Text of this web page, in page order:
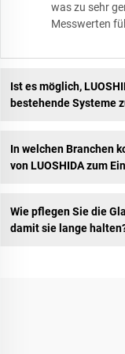
was zu sehr
Messwerten
Ist es möglich,
bestehende Systeme
In welchen Branchen
von LUOSHIDA zum
Wie pflegen Sie die
damit sie lange